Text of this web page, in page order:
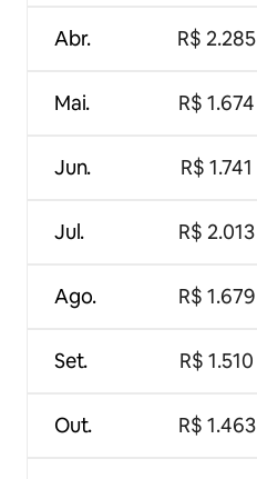
Abr.
Mai.
Jun.
Jul.
Ago.
Set.
Out.
R$ 2.285
R$ 1.674
R$ 1.741
R$ 2.013
R$ 1.679
R$ 1.510
R$ 1.463